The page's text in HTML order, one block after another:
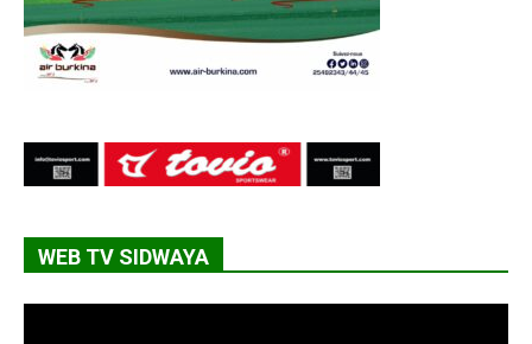
WEB TV SIDWAYA